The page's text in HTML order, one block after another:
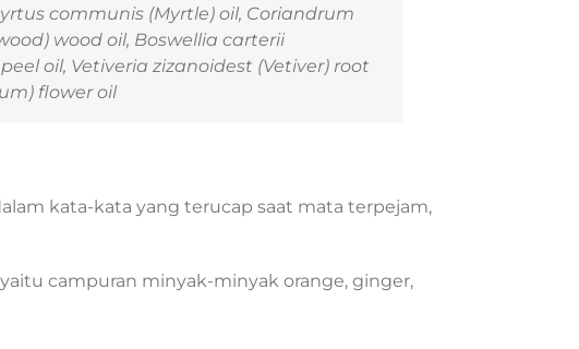
communis (Myrtle) oil, Coriandrum
wood oil, Boswellia carterii
oil, Vetiveria zizanoidest (Vetiver) root
flower oil
kata-kata yang terucap saat mata terpejam,
campuran minyak-minyak orange, ginger,